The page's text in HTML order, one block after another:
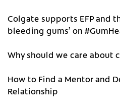
Colgate supports EFP and
bleeding gums’ on
Why should we care about
How to Find a Mentor and
Relationship